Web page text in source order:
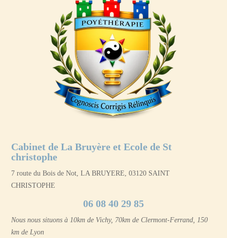
Cabinet de La Bruyère et Ecole de St
christophe
7 route du Bois de Not, LA BRUYERE, 03120 SAINT
CHRISTOPHE
06 08 40 29 85
Nous nous situons à 10km de Vichy, 70km de Clermont-Ferrand, 150
km de Lyon